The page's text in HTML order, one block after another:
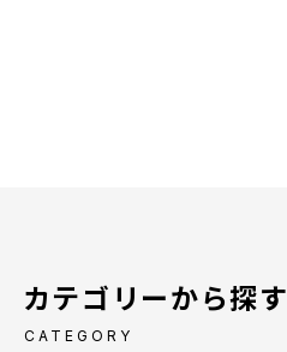
カテゴリーから探す
CATEGORY